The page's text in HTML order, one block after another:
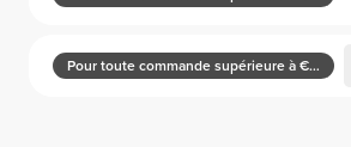
Pour toute commande supérieure à €130